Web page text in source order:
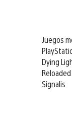
Juegos
Dying
Signalis